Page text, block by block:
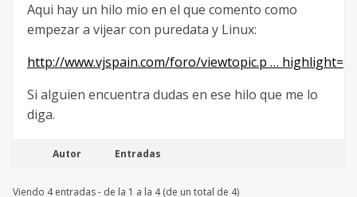
Aqui hay un hilo mio en el que comento como
empezar a vijear con puredata y Linux:
http://www.vjspain.com/foro/viewtopic.p … highlight=
Si alguien encuentra dudas en ese hilo que me lo
diga.
Autor Entradas
Viendo 4 entradas - de la 1 a la 4 (de un total de 4)